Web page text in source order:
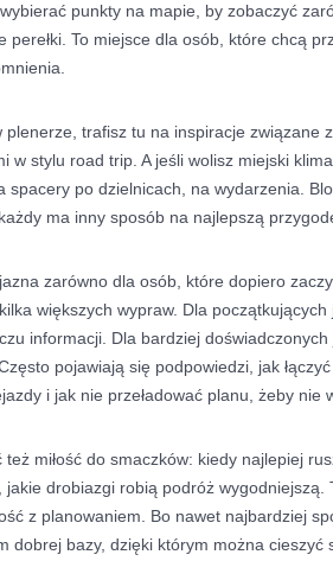
punkty na mapie, by zobaczyć
perełki. To miejsce dla osób, które chcą
plenerze, trafisz tu na inspiracje związane
w stylu road trip. A jeśli wolisz miejski
spacery po dzielnicach, na wydarzenia.
ma inny sposób na najlepszą
zarówno dla osób, które dopiero
większych wypraw. Dla
informacji. Dla bardziej
pojawiają się podpowiedzi, jak
i jak nie przeładować planu, żeby nie
też miłość do smaczków: kiedy najlepiej
drobiazgi robią podróż wygodniejszą.
z planowaniem. Bo nawet najbardziej
dobrej bazy, dzięki którym można cieszyć